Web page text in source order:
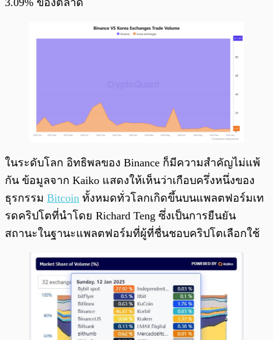
3.09% ของตลาด
ในระดับโลก อิทธิพลของ Binance ก็มีความสำคัญไม่แพ้
กัน ข้อมูลจาก Kaiko แสดงให้เห็นว่าเกือบครึ่งหนึ่งของ
ธุรกรรม Bitcoin ทั้งหมดทั่วโลกเกิดขึ้นบนแพลตฟอร์มเท
รดคริปโตที่นำโดย Richard Teng ซึ่งเป็นการยืนยัน
สถานะในฐานะแพลตฟอร์มที่ผู้ที่ชื่นชอบคริปโตเลือกใช้